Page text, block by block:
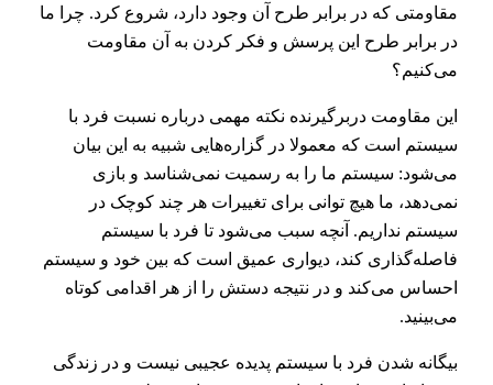
مقاومتی که در برابر طرح آن وجود دارد، شروع کرد. چرا ما
در برابر طرح این پرسش و فکر کردن به آن مقاومت
می‌کنیم؟
این مقاومت دربرگیرنده نکته مهمی درباره نسبت فرد با
سیستم است که معمولا در گزاره‌هایی شبیه به این بیان
می‌شود: سیستم ما را به رسمیت نمی‌شناسد و بازی
نمی‌دهد، ما هیچ توانی برای تغییرات هر چند کوچک در
سیستم نداریم. آنچه سبب می‌شود تا فرد با سیستم
فاصله‌گذاری کند، دیواری عمیق است که بین خود و سیستم
احساس می‌کند و در نتیجه دستش را از هر اقدامی کوتاه
می‌بینید.
بیگانه شدن فرد با سیستم پدیده عجیبی نیست و در زندگی